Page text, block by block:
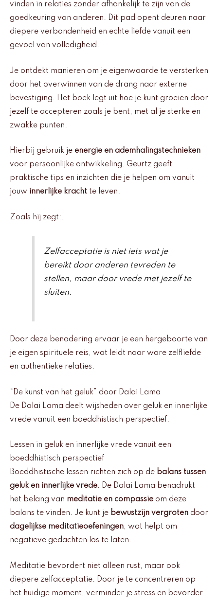
vinden in relaties zonder afhankelijk te zijn van de
goedkeuring van anderen. Dit pad opent deuren naar
diepere verbondenheid en echte liefde vanuit een
gevoel van volledigheid.
Je ontdekt manieren om je eigenwaarde te versterken
door het overwinnen van de drang naar externe
bevestiging. Het boek legt uit hoe je kunt groeien door
jezelf te accepteren zoals je bent, met al je sterke en
zwakke punten.
Hierbij gebruik je energie en ademhalingstechnieken
voor persoonlijke ontwikkeling. Geurtz geeft
praktische tips en inzichten die je helpen om vanuit
jouw innerlijke kracht te leven.
Zoals hij zegt:.
Zelfacceptatie is niet iets wat je
bereikt door anderen tevreden te
stellen, maar door vrede met jezelf te
sluiten.
Door deze benadering ervaar je een hergeboorte van
je eigen spirituele reis, wat leidt naar ware zelfliefde
en authentieke relaties.
“De kunst van het geluk” door Dalai Lama
De Dalai Lama deelt wijsheden over geluk en innerlijke
vrede vanuit een boeddhistisch perspectief.
Lessen in geluk en innerlijke vrede vanuit een
boeddhistisch perspectief
Boeddhistische lessen richten zich op de balans tussen
geluk en innerlijke vrede. De Dalai Lama benadrukt
het belang van meditatie en compassie om deze
balans te vinden. Je kunt je bewustzijn vergroten door
dagelijkse meditatieoefeningen, wat helpt om
negatieve gedachten los te laten.
Meditatie bevordert niet alleen rust, maar ook
diepere zelfacceptatie. Door je te concentreren op
het huidige moment, verminder je stress en bevorder